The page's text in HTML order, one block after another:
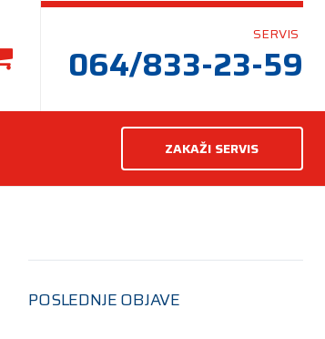
SERVIS
064/833-23-59
ZAKAŽI SERVIS
POSLEDNJE OBJAVE